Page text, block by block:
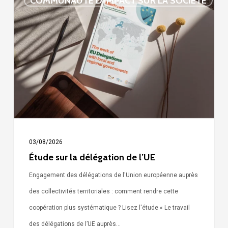
sur
la
délégation
de
l’UE
03/08/2026
Étude sur la délégation de l’UE
Engagement des délégations de l'Union européenne auprès
des collectivités territoriales : comment rendre cette
coopération plus systématique ? Lisez l'étude « Le travail
des délégations de l’UE auprès…